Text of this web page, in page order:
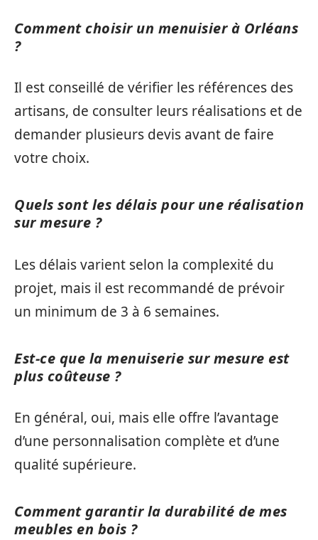
Comment choisir un menuisier à Orléans
?
Il est conseillé de vérifier les références des
artisans, de consulter leurs réalisations et de
demander plusieurs devis avant de faire
votre choix.
Quels sont les délais pour une réalisation
sur mesure ?
Les délais varient selon la complexité du
projet, mais il est recommandé de prévoir
un minimum de 3 à 6 semaines.
Est-ce que la menuiserie sur mesure est
plus coûteuse ?
En général, oui, mais elle offre l’avantage
d’une personnalisation complète et d’une
qualité supérieure.
Comment garantir la durabilité de mes
meubles en bois ?